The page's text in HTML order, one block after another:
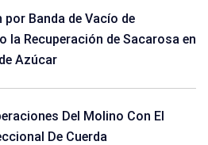
Banda de Vacío de
la Recuperación de Sacarosa en
Azúcar
Del Molino Con El
De Cuerda